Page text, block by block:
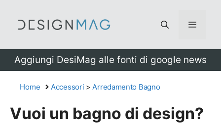
Menu
Aggiungi DesiMag alle fonti di google news
Home Accessori >Arredamento Bagno
Vuoi un bagno di design?